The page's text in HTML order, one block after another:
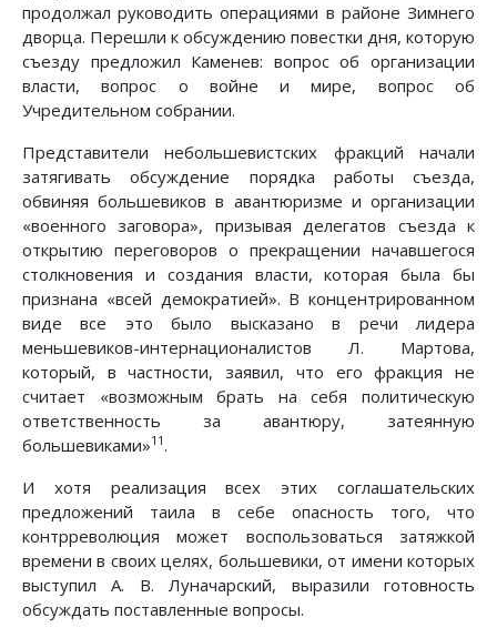
продолжал руководить операциями в районе Зимнего
дворца. Перешли к обсуждению повестки дня, которую
съезду предложил Каменев: вопрос об организации
власти, вопрос о войне и мире, вопрос об
Учредительном собрании.
Представители небольшевистских фракций начали
затягивать обсуждение порядка работы съезда,
обвиняя большевиков в авантюризме и организации
«военного заговора», призывая делегатов съезда к
открытию переговоров о прекращении начавшегося
столкновения и создания власти, которая была бы
признана «всей демократией». В концентрированном
виде все это было высказано в речи лидера
меньшевиков-интернационалистов Л. Мартова,
который, в частности, заявил, что его фракция не
считает «возможным брать на себя политическую
ответственность за авантюру, затеянную
большевиками»11 .
И хотя реализация всех этих соглашательских
предложений таила в себе опасность того, что
контрреволюция может воспользоваться затяжкой
времени в своих целях, большевики, от имени которых
выступил А. В. Луначарский, выразили готовность
обсуждать поставленные вопросы.